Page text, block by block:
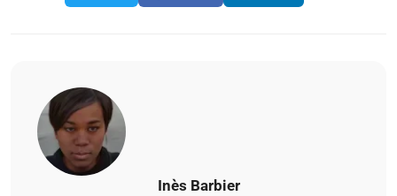
Inès Barbier